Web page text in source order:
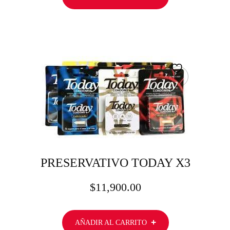
PRESERVATIVO TODAY X3
$11,900.00
AÑADIR AL CARRITO